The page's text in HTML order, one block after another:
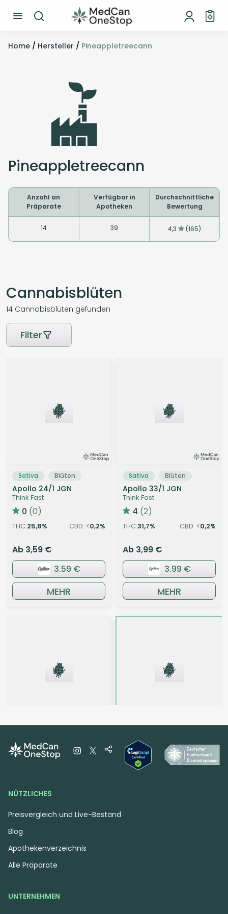
Home / Hersteller / Pineappletreecann
Pineappletreecann
Anzahl an
Präparate
14
Verfügbar in
Apotheken
39
Durchschnittliche
Bewertung
4,3 (165)
Cannabisblüten
14 Cannabisblüten gefunden
Filter
Sativa Blüten
Apollo 24/1 JGN
Think Fast
0 (0)
THC:25,8% CBD: <0,2%
Ab 3,59 €
3.59 €
MEHR
Sativa Blüten
Apollo 33/1 JGN
Think Fast
4 (2)
THC:31,7% CBD: <0,2%
Ab 3,99 €
3.99 €
MEHR
Apollo 22/1 RKS HS
Honey Suckle
MEHR
Apollo 24/1 RKS
Chocolate Mint OG 2.0
4,1(16)
NÜTZLICHES
Preisvergleich und Live-Bestand
Blog
Apothekenverzeichnis
Alle Präparate
UNTERNEHMEN